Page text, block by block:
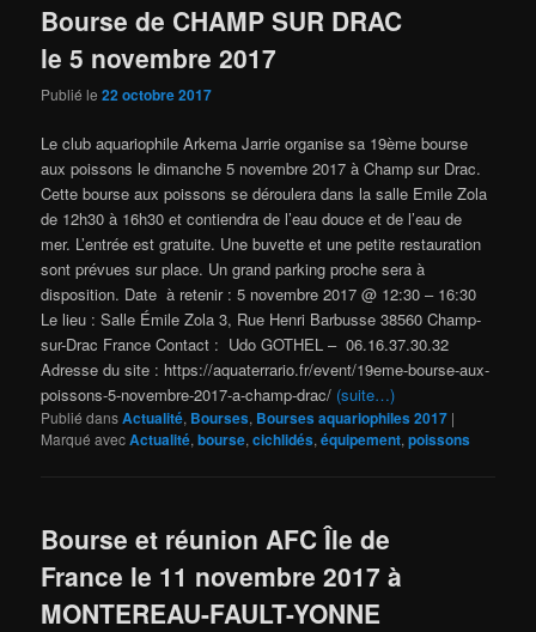
Bourse de CHAMP SUR DRAC
le 5 novembre 2017
Publié le22 octobre 2017
Le club aquariophile Arkema Jarrie organise sa 19ème bourse
aux poissons le dimanche 5 novembre 2017 à Champ sur Drac.
Cette bourse aux poissons se déroulera dans la salle Emile Zola
de 12h30 à 16h30 et contiendra de l’eau douce et de l’eau de
mer. L’entrée est gratuite. Une buvette et une petite restauration
sont prévues sur place. Un grand parking proche sera à
disposition. Date à retenir : 5 novembre 2017 @ 12:30 – 16:30
Le lieu : Salle Émile Zola 3, Rue Henri Barbusse 38560 Champ-
sur-Drac France Contact : Udo GOTHEL – 06.16.37.30.32
Adresse du site : https://aquaterrario.fr/event/19eme-bourse-aux-
poissons-5-novembre-2017-a-champ-drac/ (suite…)
Publié dansActualité, Bourses, Bourses aquariophiles 2017 |
Marqué avecActualité,bourse,cichlidés,équipement,poissons
Bourse et réunion AFC Île de
France le 11 novembre 2017 à
MONTEREAU-FAULT-YONNE